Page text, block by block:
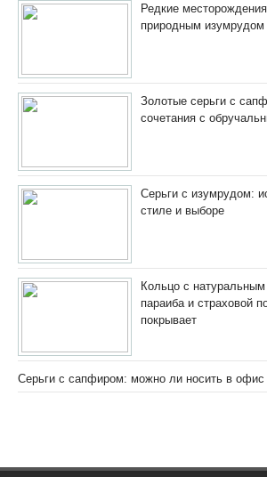
Редкие
природным изумрудом
Золотые серьги с
сочетания с
Серьги с изумрудом:
стиле и выборе
Кольцо с
параиба и страховой
покрывает
Серьги с сапфиром: можно ли носить в офис